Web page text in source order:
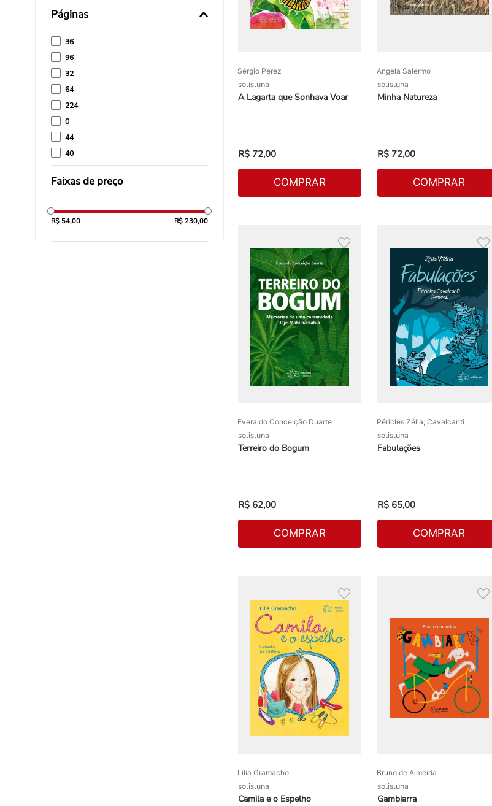
Páginas
36
96
32
64
224
0
44
40
308
Faixas de preço
R$ 54,00 R$ 230,00
Sérgio Perez
solisluna
A Lagarta que Sonhava Voar
R$ 72,00
COMPRAR
Angela Salermo
solisluna
Minha Natureza
R$ 72,00
COMPRAR
Everaldo Conceição Duarte
solisluna
Terreiro do Bogum
R$ 62,00
COMPRAR
Péricles Zélia; Cavalcanti
solisluna
Fabulações
R$ 65,00
COMPRAR
Lilia Gramacho
solisluna
Camila e o Espelho
Bruno de Almeida
solisluna
Gambiarra